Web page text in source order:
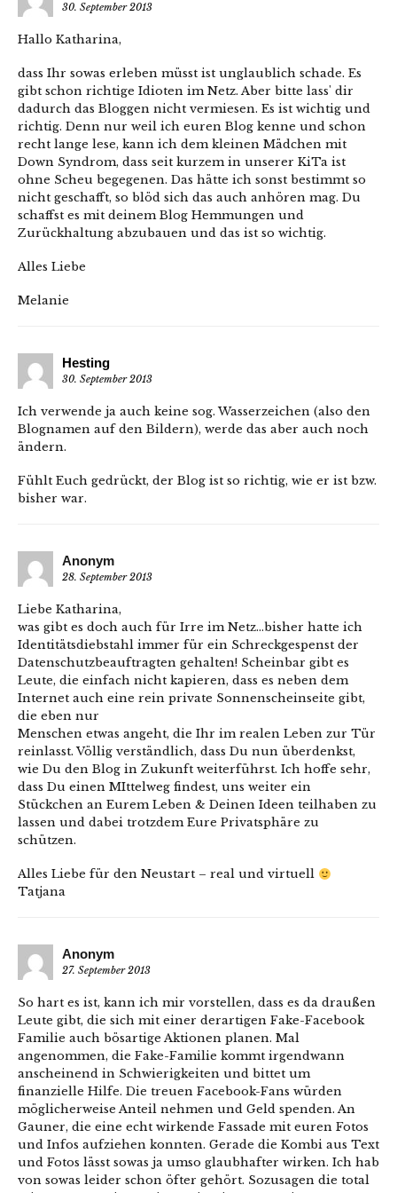
30. September 2013
Hallo Katharina,
dass Ihr sowas erleben müsst ist unglaublich schade. Es
gibt schon richtige Idioten im Netz. Aber bitte lass' dir
dadurch das Bloggen nicht vermiesen. Es ist wichtig und
richtig. Denn nur weil ich euren Blog kenne und schon
recht lange lese, kann ich dem kleinen Mädchen mit
Down Syndrom, dass seit kurzem in unserer KiTa ist
ohne Scheu begegenen. Das hätte ich sonst bestimmt so
nicht geschafft, so blöd sich das auch anhören mag. Du
schaffst es mit deinem Blog Hemmungen und
Zurückhaltung abzubauen und das ist so wichtig.
Alles Liebe
Melanie
Hesting
30. September 2013
Ich verwende ja auch keine sog. Wasserzeichen (also den
Blognamen auf den Bildern), werde das aber auch noch
ändern.
Fühlt Euch gedrückt, der Blog ist so richtig, wie er ist bzw.
bisher war.
Anonym
28. September 2013
Liebe Katharina,
was gibt es doch auch für Irre im Netz…bisher hatte ich
Identitätsdiebstahl immer für ein Schreckgespenst der
Datenschutzbeauftragten gehalten! Scheinbar gibt es
Leute, die einfach nicht kapieren, dass es neben dem
Internet auch eine rein private Sonnenscheinseite gibt,
die eben nur
Menschen etwas angeht, die Ihr im realen Leben zur Tür
reinlasst. Völlig verständlich, dass Du nun überdenkst,
wie Du den Blog in Zukunft weiterführst. Ich hoffe sehr,
dass Du einen MIttelweg findest, uns weiter ein
Stückchen an Eurem Leben & Deinen Ideen teilhaben zu
lassen und dabei trotzdem Eure Privatsphäre zu
schützen.
Alles Liebe für den Neustart – real und virtuell
Tatjana
Anonym
27. September 2013
So hart es ist, kann ich mir vorstellen, dass es da draußen
Leute gibt, die sich mit einer derartigen Fake-Facebook
Familie auch bösartige Aktionen planen. Mal
angenommen, die Fake-Familie kommt irgendwann
anscheinend in Schwierigkeiten und bittet um
finanzielle Hilfe. Die treuen Facebook-Fans würden
möglicherweise Anteil nehmen und Geld spenden. An
Gauner, die eine echt wirkende Fassade mit euren Fotos
und Infos aufziehen konnten. Gerade die Kombi aus Text
und Fotos lässt sowas ja umso glaubhafter wirken. Ich hab
von sowas leider schon öfter gehört. Sozusagen die total